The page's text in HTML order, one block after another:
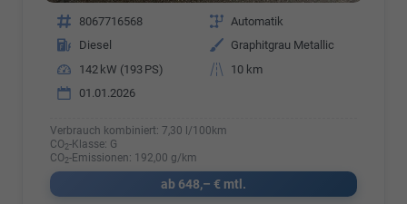
Fahrzeugnr. 8067716568 Getriebe Automatik
Kraftstoff
Diesel Außenfarbe
Graphitgrau Metallic
Leistung
142 kW (193 PS) Kilometerstand
10 km
01.01.2026
Verbrauch kombiniert:7,30 l/100km
CO2-Klasse: G
CO2-Emissionen: 192,00 g/km
ab 648,– € mtl.